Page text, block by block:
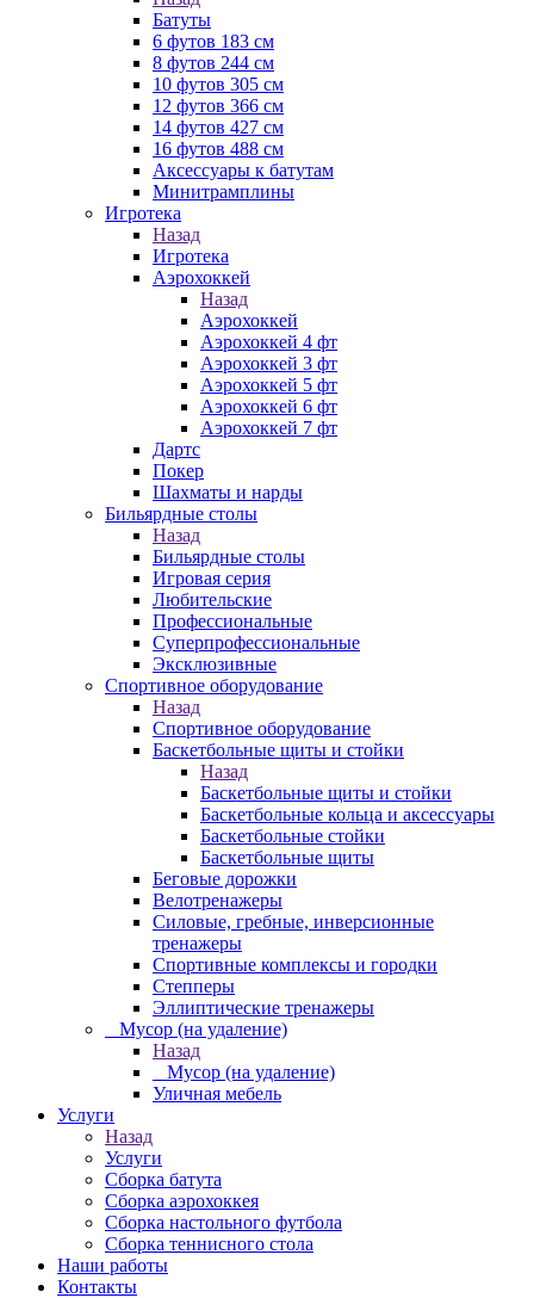
Батуты
6 футов 183 см
8 футов 244 см
10 футов 305 см
12 футов 366 см
14 футов 427 см
16 футов 488 см
Аксессуары к батутам
Минитрамплины
Игротека
Назад
Игротека
Аэрохоккей
Назад
Аэрохоккей
Аэрохоккей 4 фт
Аэрохоккей 3 фт
Аэрохоккей 5 фт
Аэрохоккей 6 фт
Аэрохоккей 7 фт
Дартс
Покер
Шахматы и нарды
Бильярдные столы
Назад
Бильярдные столы
Игровая серия
Любительские
Профессиональные
Суперпрофессиональные
Эксклюзивные
Спортивное оборудование
Назад
Спортивное оборудование
Баскетбольные щиты и стойки
Назад
Баскетбольные щиты и стойки
Баскетбольные кольца и аксессуары
Баскетбольные стойки
Баскетбольные щиты
Беговые дорожки
Велотренажеры
Силовые, гребные, инверсионные
тренажеры
Спортивные комплексы и городки
Степперы
Эллиптические тренажеры
_ Мусор (на удаление)
Назад
_ Мусор (на удаление)
Уличная мебель
Услуги
Назад
Услуги
Сборка батута
Сборка аэрохоккея
Сборка настольного футбола
Сборка теннисного стола
Наши работы
Контакты